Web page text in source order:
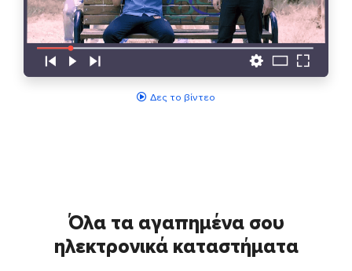
Δες το βίντεο
Όλα τα αγαπημένα σου
ηλεκτρονικά καταστήματα